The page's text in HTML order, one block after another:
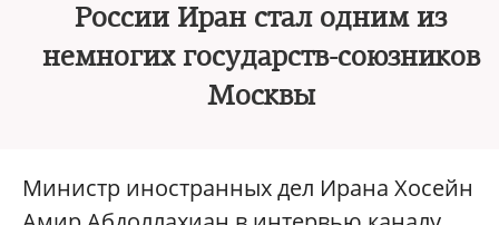
России Иран стал одним из
немногих государств-союзников
Москвы
Министр иностранных дел Ирана Хосейн